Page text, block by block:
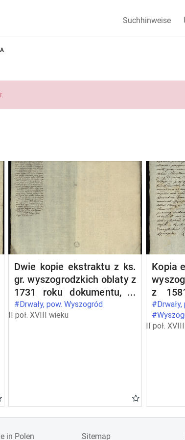
Suchhinweise
Dwie kopie ekstraktu z ks.
gr. wyszogrodzkich oblaty z
1731 roku dokumentu, w
którym Kazimierz, ks.
mazowiecki (1353, 15 V
- in Jazdów), w którym
książę nadaje klasztorowi
benedyktynów w Płocku
brzeg Wisły we wioskach
#Drwały, pow. Wyszogród
II poł. XVIII wieku
Kopia
z
Pianki
z
II poł.
in Polen Sitemap